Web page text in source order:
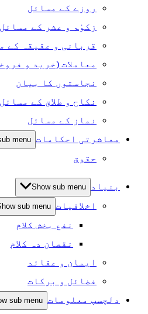
روزے کے مسائل
زکوٰۃ و عشر کے مسائل
قربانی و عقیقہ کے
معاملات (خرید و
نجاستوں کا بیان
نکاح و طلاق کے مسائل
نماز کے مسائل
معاشرتی احکامات menu
حقوق
بنیاد Show sub menu
اخلاقیات sub menu
نفع بخش کلام
نقصان دہ کلام
ایمان و عقائد
فضائل و برکات
دلچسپ معلومات sub menu